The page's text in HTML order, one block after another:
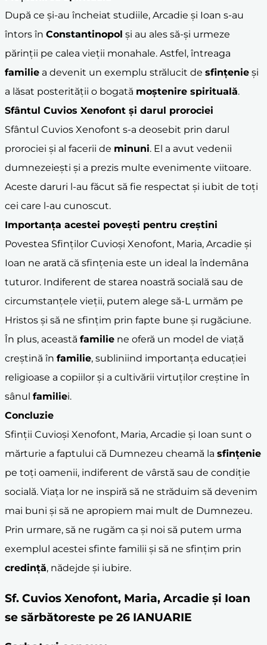
După ce și-au încheiat studiile, Arcadie și Ioan s-au
întors în Constantinopol și au ales să-și urmeze
părinții pe calea vieții monahale. Astfel, întreaga
familie a devenit un exemplu strălucit de sfințenie și
a lăsat posterității o bogată moștenire spirituală.
Sfântul Cuvios Xenofont și darul prorociei
Sfântul Cuvios Xenofont s-a deosebit prin darul
prorociei și al facerii de minuni. El a avut vedenii
dumnezeiești și a prezis multe evenimente viitoare.
Aceste daruri l-au făcut să fie respectat și iubit de toți
cei care l-au cunoscut.
Importanța acestei povești pentru creștini
Povestea Sfinților Cuvioși Xenofont, Maria, Arcadie și
Ioan ne arată că sfințenia este un ideal la îndemâna
tuturor. Indiferent de starea noastră socială sau de
circumstanțele vieții, putem alege să-L urmăm pe
Hristos și să ne sfințim prin fapte bune și rugăciune.
În plus, această familie ne oferă un model de viață
creștină în familie, subliniind importanța educației
religioase a copiilor și a cultivării virtuților creștine în
sânul familiei.
Concluzie
Sfinții Cuvioși Xenofont, Maria, Arcadie și Ioan sunt o
mărturie a faptului că Dumnezeu cheamă la sfințenie
pe toți oamenii, indiferent de vârstă sau de condiție
socială. Viața lor ne inspiră să ne străduim să devenim
mai buni și să ne apropiem mai mult de Dumnezeu.
Prin urmare, să ne rugăm ca și noi să putem urma
exemplul acestei sfinte familii și să ne sfințim prin
credință, nădejde și iubire.
Sf. Cuvios Xenofont, Maria, Arcadie şi Ioan
se sărbătoreste pe 26 IANUARIE